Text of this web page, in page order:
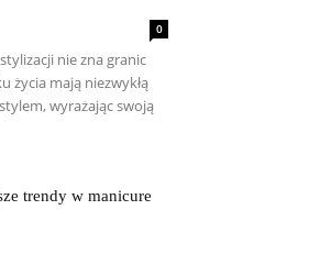
0
nie zna granic
życia mają niezwykłą
wyrażając swoją
trendy w manicure